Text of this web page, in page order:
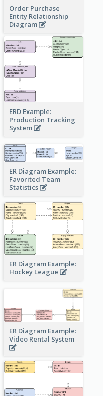
Order Purchase
Entity Relationship
Diagram
ERD Example:
Production Tracking
System
ER Diagram Example:
Favorited Team
Statistics
ER Diagram Example:
Hockey League
ER Diagram Example:
Video Rental System